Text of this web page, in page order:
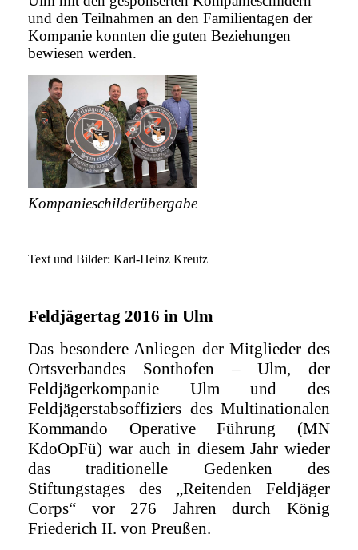
und den Teilnahmen an den Familientagen der
Kompanie konnten die guten Beziehungen
bewiesen werden.
Kompanieschilderübergabe
Text und Bilder: Karl-Heinz Kreutz
Feldjägertag 2016 in Ulm
Das besondere Anliegen der Mitglieder des
Ortsverbandes Sonthofen – Ulm, der
Feldjägerkompanie Ulm und des
Feldjägerstabsoffiziers des Multinationalen
Kommando Operative Führung (MN
KdoOpFü) war auch in diesem Jahr wieder
das traditionelle Gedenken des
Stiftungstages des „Reitenden Feldjäger
Corps“ vor 276 Jahren durch König
Friederich II. von Preußen.